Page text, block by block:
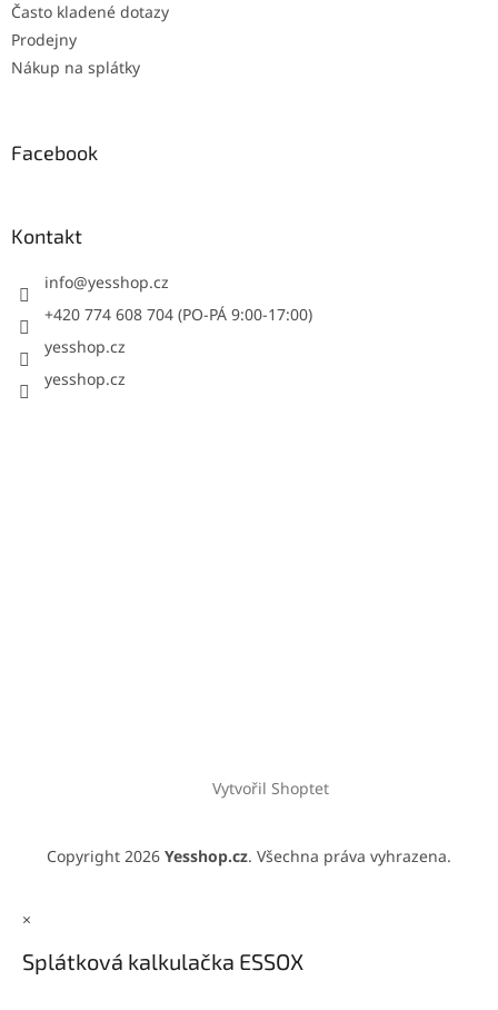
Často kladené dotazy
Prodejny
Nákup na splátky
Facebook
Kontakt
info@yesshop.cz
+420 774 608 704 (PO-PÁ 9:00-17:00)
yesshop.cz
yesshop.cz
Vytvořil Shoptet
Copyright 2026 Yesshop.cz. Všechna práva vyhrazena.
×
Splátková kalkulačka ESSOX